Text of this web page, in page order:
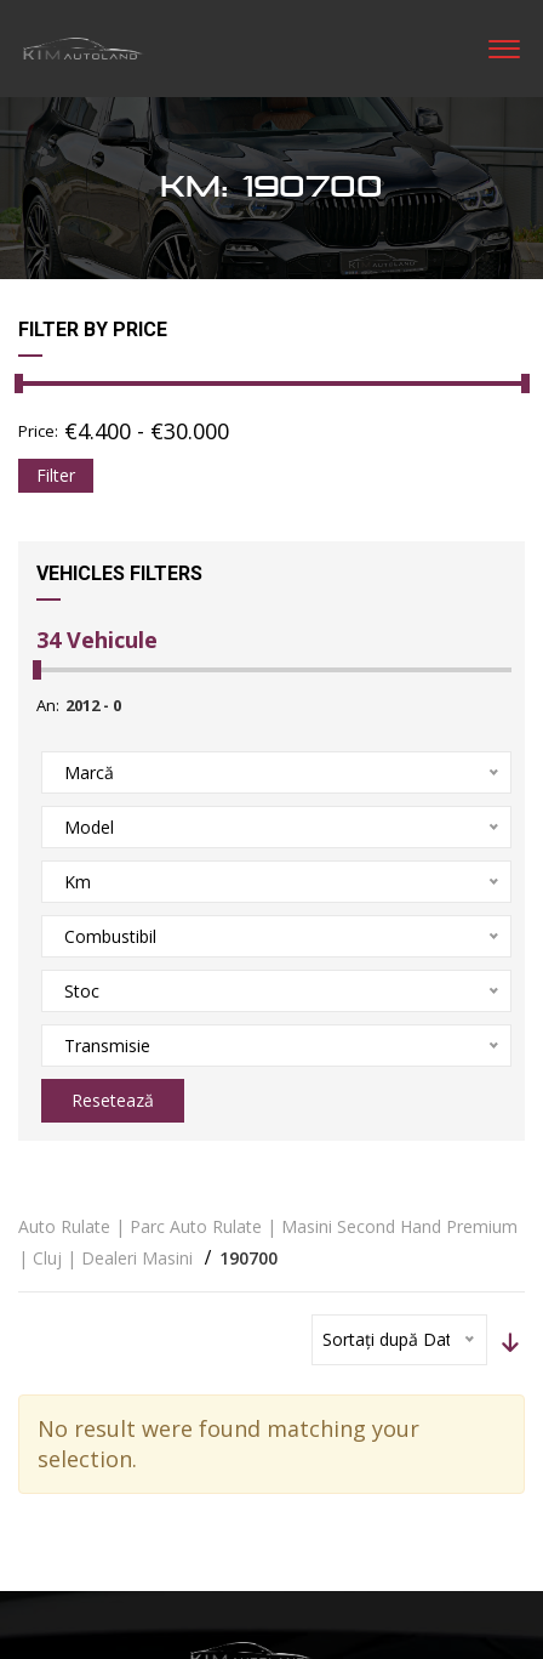
KM: 190700
FILTER BY PRICE
Price: €4.400 - €30.000
Filter
VEHICLES FILTERS
34 Vehicule
An:
Marcă
Model
Km
Combustibil
Stoc
Transmisie
Resetează
Auto Rulate | Parc Auto Rulate | Masini Second Hand Premium
| Cluj | Dealeri Masini
190700
Sortați după Dată
No result were found matching your
selection.